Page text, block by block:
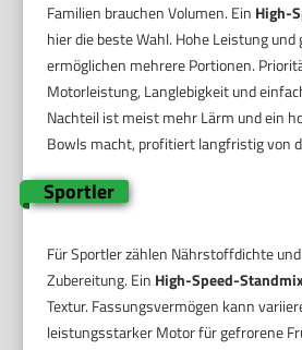
Familien brauchen Volumen. Ein High-
hier die beste Wahl. Hohe Leistung und
ermöglichen mehrere Portionen.
Motorleistung, Langlebigkeit und
Nachteil ist meist mehr Lärm und ein
Bowls macht, profitiert langfristig von
Sportler
Für Sportler zählen Nährstoffdichte
Zubereitung. Ein High-Speed-
Textur. Fassungsvermögen kann
leistungsstarker Motor für gefrorene